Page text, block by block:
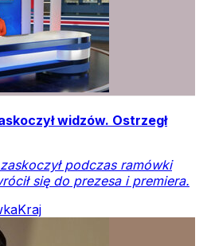
widzów. Ostrzegł
podczas ramówki
się do prezesa i premiera.
Kraj